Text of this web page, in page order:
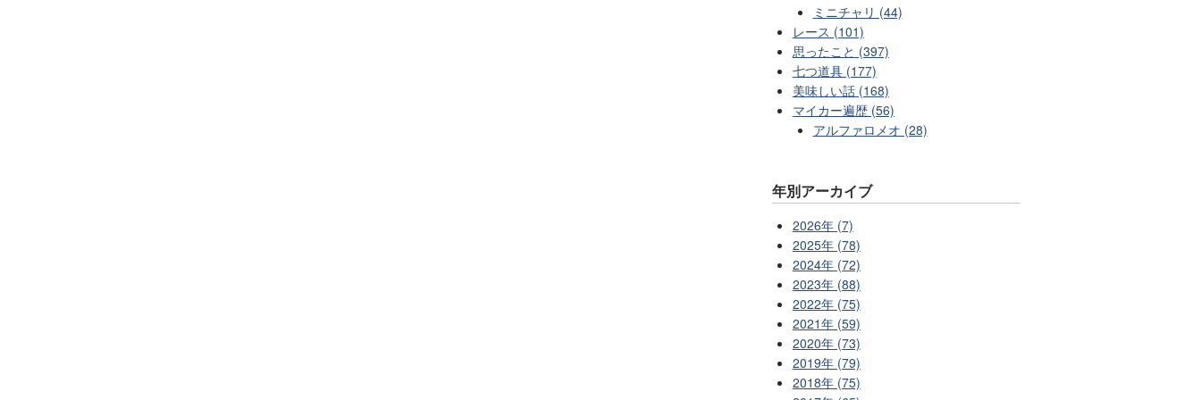
ミニチャリ (44)
レース (101)
思ったこと (397)
七つ道具 (177)
美味しい話 (168)
マイカー遍歴 (56)
アルファロメオ (28)
年別アーカイブ
2026年 (7)
2025年 (78)
2024年 (72)
2023年 (88)
2022年 (75)
2021年 (59)
2020年 (73)
2019年 (79)
2018年 (75)